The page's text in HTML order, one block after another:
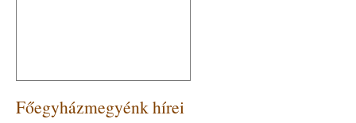
Főegyházmegyénk hírei